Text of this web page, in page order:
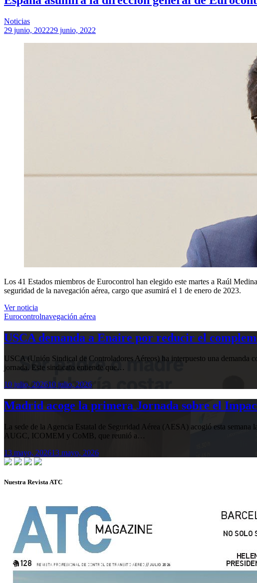
Noticias
29 junio, 202229 junio, 2022
Los 41 Estados miembros de Eurocontrol han elegido este martes a Raúl
seguridad de la navegación aérea, cargo que asumirá el 1 de enero de 2023.
Ver noticia
Eurocontrolnavegación aérea
USCA demanda a Enaire por reducir el
USCA (Unión Sindical de Controladores Aéreos) ha interpuesto una demanda
jornada. Este sindicato entiende que…
10 julio, 202610 julio, 2026
Madrid acoge la primera Jornada sobre el
La sede de la Agencia Estatal de Seguridad Aérea (AESA) acogió esta
AUGC, ICOMEM y CoMB, que reunió a…
13 mayo, 202613 mayo, 2026
Nuestra Revista ATC